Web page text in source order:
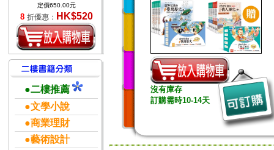
定價650.00元
8 折優惠： HK$520
●二樓推薦
●文學小說
●商業理財
●藝術設計
沒有庫存
訂購需時10-14天